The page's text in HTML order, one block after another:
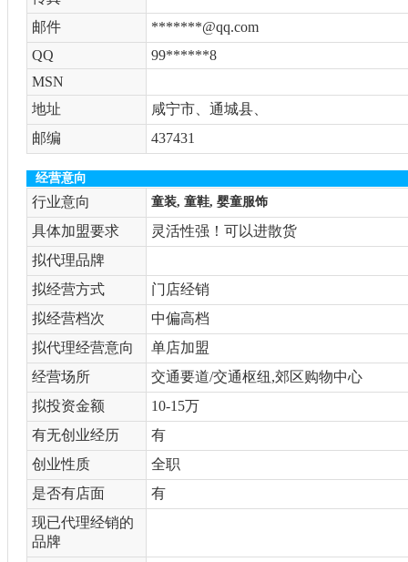
邮件
*******@qq.com
QQ
99******8
MSN
地址
咸宁市、通城县、
邮编
437431
经营意向
行业意向 童装, 童鞋, 婴童服饰
具体加盟要求
灵活性强！可以进散货
拟代理品牌
拟经营方式
门店经销
拟经营档次
中偏高档
拟代理经营意向
单店加盟
经营场所
交通要道/交通枢纽,郊区购物中心
拟投资金额
10-15万
有无创业经历
有
创业性质
全职
是否有店面
有
现已代理经销的
品牌